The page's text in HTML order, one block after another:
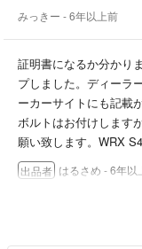
みっきー - 6年以上前
証明書になるか分かり
プしました。ディーラ
ーカーサイトにも記載
ボルトはお付けします
願い致します。WRX
出品者 はるさめ - 6年以